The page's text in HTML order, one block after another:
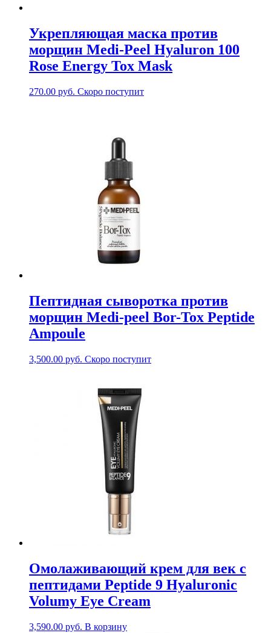
Укрепляющая маска против
морщин Medi-Peel Hyaluron 100
Rose Energy Tox Mask
270.00 руб. Скоро поступит
Пептидная сыворотка против
морщин Medi-peel Bor-Tox Peptide
Ampoule
3,500.00 руб. Скоро поступит
Омолаживающий крем для век с
пептидами Peptide 9 Hyaluronic
Volumy Eye Cream
3,590.00 руб. В корзину